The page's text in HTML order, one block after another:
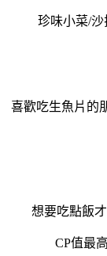
珍味小菜/
喜歡吃生魚片的
想要吃點飯
CP值最